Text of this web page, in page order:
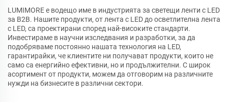
LUMIMORE е водещо име в индустрията за светещи ленти с LED
за B2B. Нашите продукти, от лента с LED до осветлителна лента
с LED, са проектирани според най-високите стандарти.
Инвестираме в научни изследвания и разработки, за да
подобряваме постоянно нашата технология на LED,
гарантирайки, че клиентите ни получават продукти, които не
само са енергийно ефективни, но и продължителни. С широк
асортимент от продукти, можем да отговорим на различните
нужди на бизнесите в различни сектори.